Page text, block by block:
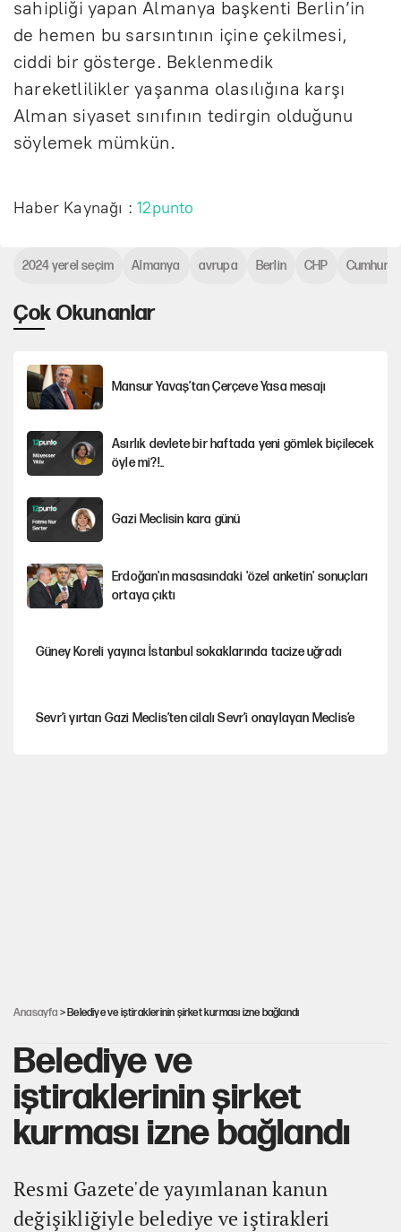
sahipliği yapan Almanya başkenti Berlin’in
de hemen bu sarsıntının içine çekilmesi,
ciddi bir gösterge. Beklenmedik
hareketlilikler yaşanma olasılığına karşı
Alman siyaset sınıfının tedirgin olduğunu
söylemek mümkün.
Haber Kaynağı :12punto
Çok Okunanlar
Mansur Yavaş’tan Çerçeve Yasa mesajı
Asırlık devlete bir haftada yeni gömlek biçilecek
öyle mi?!..
Gazi Meclisin kara günü
Erdoğan'ın masasındaki 'özel anketin' sonuçları
ortaya çıktı
Güney Koreli yayıncı İstanbul sokaklarında tacize uğradı
Sevr’i yırtan Gazi Meclis’ten cilalı Sevr’i onaylayan Meclis’e
2024 yerel seçim Almanya avrupa Berlin CHP
Anasayfa > Belediye ve iştiraklerinin şirket kurması izne bağlandı
Belediye ve
iştiraklerinin şirket
kurması izne bağlandı
Resmi Gazete'de yayımlanan kanun
değişikliğiyle belediye ve iştirakleri